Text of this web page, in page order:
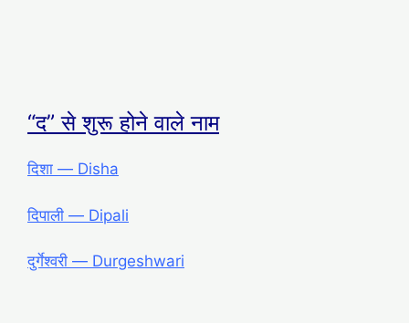
“द” से शुरू होने वाले नाम
दिशा ― Disha
दिपाली ― Dipali
दुर्गेश्वरी ― Durgeshwari